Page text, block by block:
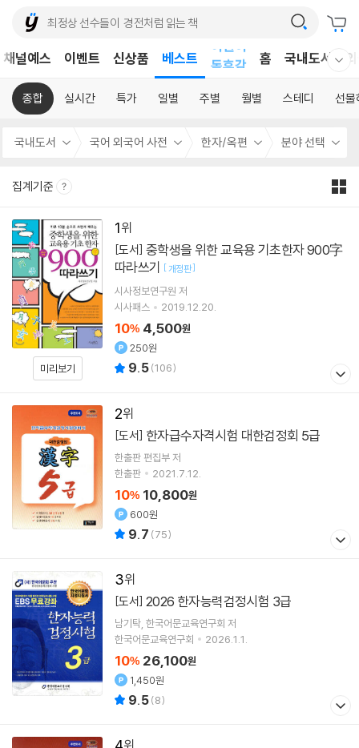
채널예스 이벤트 신상품 베스트
독후감
홈 국내도서
종합 실시간 특가 일별 주별 월별 스테디 선물
국내도서 국어 외국어 사전 한자/옥편 분야 선택
집계기준
1
미리보기
[도서]
따라쓰기 [개정판]
시사정보연구원 저
시사패스
2019.12.20.
10% 4,500원
250원
9.5(106)
2
[도서] 한자급수자격시험 대한검정회 5급
한출판 편집부 저
한출판
2021.7.12.
10% 10,800원
600원
9.7 (75)
3
[도서] 2026 한자능력검정시험 3급
남기탁 한국어문교육연구회 저
한국어문교육연구회
2026.1.1.
10% 26,100원
1,450원
9.5(8)